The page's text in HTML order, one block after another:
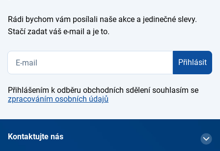
Rádi bychom vám posílali naše akce a jedinečné slevy.
Stačí zadat váš e-mail a je to.
Přihlásit
Přihlášením k odběru obchodních sdělení souhlasím se
zpracováním osobních údajů
Kontaktujte nás